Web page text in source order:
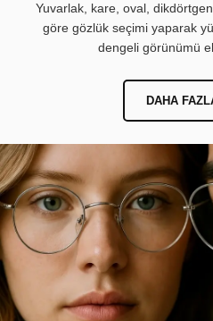
Yuvarlak, kare, oval,
göre gözlük seçimi yaparak
dengeli görünümü
DAHA